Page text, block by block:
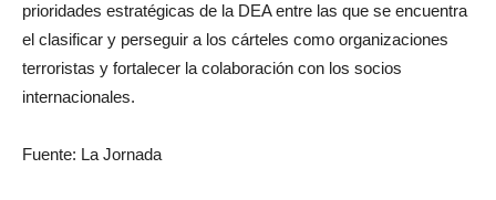
prioridades estratégicas de la DEA entre las que se encuentra
el clasificar y perseguir a los cárteles como organizaciones
terroristas y fortalecer la colaboración con los socios
internacionales.
Fuente: La Jornada